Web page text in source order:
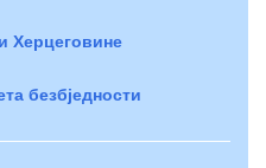
Херцеговине
безбједности